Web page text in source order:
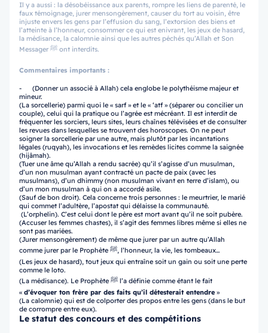
Il y a aussi : la désobéissance aux parents, rompre les liens de parenté, le
faux témoignage, jurer mensongèrement, causer du tort au voisin, être
injuste envers les gens par l’effusion du sang, l’extorsion des biens et
l’atteinte à l’honneur, consommer ce qui est enivrant, les jeux de hasard,
la médisance, la calomnie ainsi que les autres péchés qu’Allah et Son
Messager ﷺ ont interdits.
Commentaires importants :
- (Donner un associé à Allah) cela englobe le polythéisme majeur et
mineur.
(La sorcellerie) parmi quoi le « sarf » et le « ‘atf » (séparer ou concilier un
couple), celui qui la pratique ou l’agrée est mécréant. Il est interdit de
fréquenter les sorciers, leurs sites, leurs chaînes télévisées et de consulter
les revues dans lesquelles se trouvent des horoscopes. On ne peut
soigner la sorcellerie par une autre, mais plutôt par les incantations
légales (ruqyah), les invocations et les remèdes licites comme la saignée
(hijâmah).
(Tuer une âme qu’Allah a rendu sacrée) qu’il s’agisse d’un musulman,
d’un non musulman ayant contracté un pacte de paix (avec les
musulmans), d’un dhimmy (non musulman vivant en terre d’islam), ou
d’un mon musulman à qui on a accordé asile.
(Sauf de bon droit). Cela concerne trois personnes : le meurtrier, le marié
qui commet l’adultère, l’apostat qui délaisse la communauté.
(L’orphelin). C’est celui dont le père est mort avant qu’il ne soit pubère.
(Accuser les femmes chastes), il s’agit des femmes libres même si elles ne
sont pas mariées.
(Jurer mensongèrement) de même que jurer par un autre qu’Allah
comme jurer par le Prophète ﷺ, l’honneur, la vie, les tombeaux…
(Les jeux de hasard), tout jeux qui entraîne soit un gain ou soit une perte
comme le loto.
(La médisance). Le Prophète ﷺ l’a définie comme étant le fait
« d’évoquer ton frère par des faits qu’il détesterait entendre »
(La calomnie) qui est de colporter des propos entre les gens (dans le but
de corrompre entre eux).
Le statut des concours et des compétitions